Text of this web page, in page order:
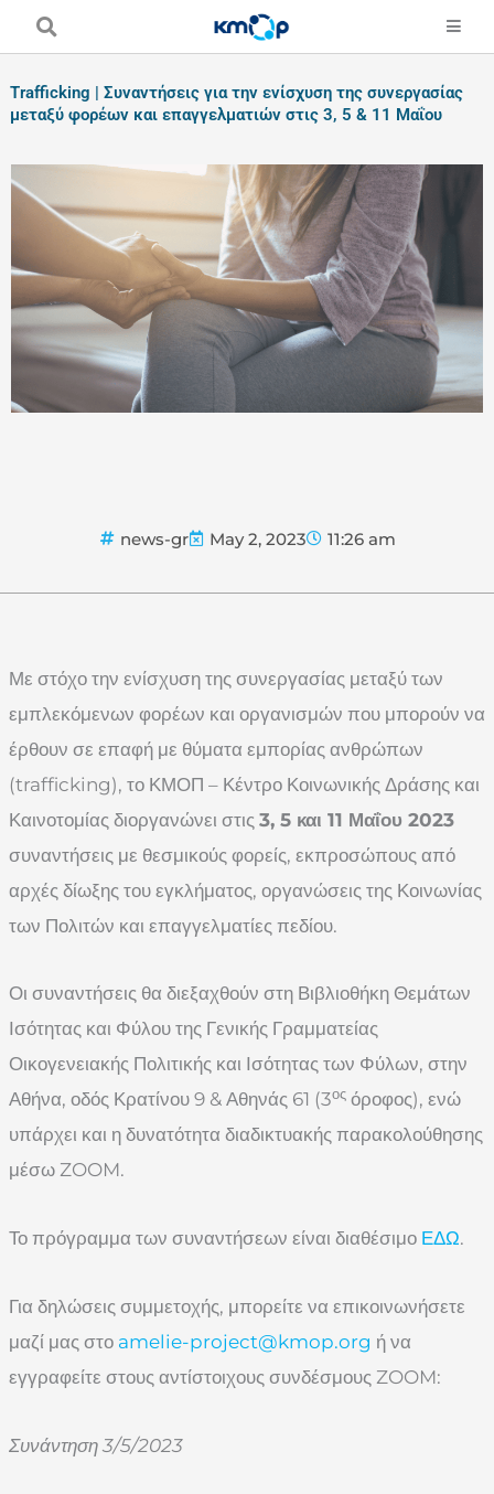
Trafficking | Συναντήσεις για την ενίσχυση της συνεργασίας
μεταξύ φορέων και επαγγελματιών στις 3, 5 & 11 Μαΐου
news-gr May 2, 2023 11:26 am
Με στόχο την ενίσχυση της συνεργασίας μεταξύ των
εμπλεκόμενων φορέων και οργανισμών που μπορούν να
έρθουν σε επαφή με θύματα εμπορίας ανθρώπων
(trafficking), το ΚΜΟΠ – Κέντρο Κοινωνικής Δράσης και
Καινοτομίας διοργανώνει στις 3, 5 και 11 Μαΐου 2023
συναντήσεις με θεσμικούς φορείς, εκπροσώπους από
αρχές δίωξης του εγκλήματος, οργανώσεις της Κοινωνίας
των Πολιτών και επαγγελματίες πεδίου.
Οι συναντήσεις θα διεξαχθούν στη Βιβλιοθήκη Θεμάτων
Ισότητας και Φύλου της Γενικής Γραμματείας
Οικογενειακής Πολιτικής και Ισότητας των Φύλων, στην
Αθήνα, οδός Κρατίνου 9 & Αθηνάς 61 (3ος όροφος), ενώ
υπάρχει και η δυνατότητα διαδικτυακής παρακολούθησης
μέσω ZOOM.
Το πρόγραμμα των συναντήσεων είναι διαθέσιμο ΕΔΩ.
Για δηλώσεις συμμετοχής, μπορείτε να επικοινωνήσετε
μαζί μας στο amelie-project@kmop.org ή να
εγγραφείτε στους αντίστοιχους συνδέσμους ZOOM:
Συνάντηση 3/5/2023